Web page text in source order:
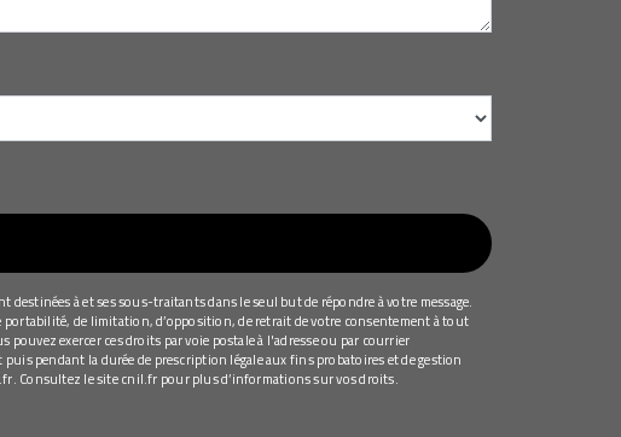
à et ses sous-traitants dans le seul but de répondre à votre message.
portabilité, de limitation, d’opposition, de retrait de votre consentement à tout
exercer ces droits par voie postale à l'adresse ou par courrier
pendant la durée de prescription légale aux fins probatoires et de gestion
. Consultez le site cnil.fr pour plus d’informations sur vos droits.